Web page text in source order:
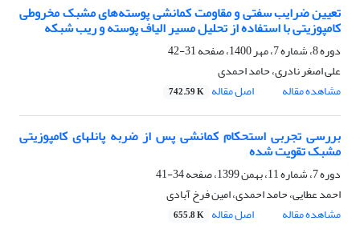
تعیین ضرایب سفتی و مقاومت کمانشی پوسته‌های مشبک مخروطی
کامپوزیتی با استفاده از تحلیل مسیر الیاف پوسته و ریب شبکه
دوره 8، شماره 7، مهر 1400، صفحه
31-42
علی اصغر نادری، حامد احمدی
مشاهده مقاله
اصل مقاله 742.59 K
بررسی تجربی استحکام کمانشی پس از ضربه پانلهای کامپوزیتی
مشبک تقویت شده
دوره 7، شماره 11، بهمن 1399، صفحه
34-41
احمد عطایی، حامد احمدی، امین فرخ آبادی
مشاهده مقاله
اصل مقاله 655.8 K